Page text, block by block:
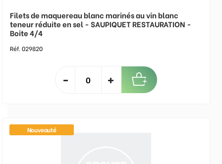
Filets de maquereau blanc marinés au vin blanc
teneur réduite en sel - SAUPIQUET RESTAURATION -
Boite 4/4
Réf. 029820
Nouveauté